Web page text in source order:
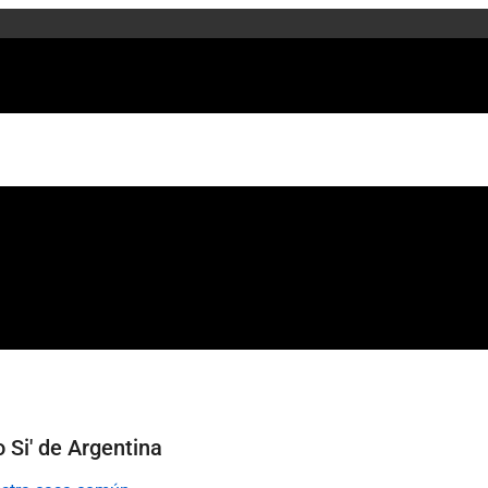
Si' de Argentina